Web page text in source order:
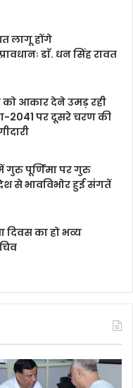
लागू होंगे
डाॅ. धन सिंह रावत
को आकार देने उमड़ रही
2041 पर दूसरे चरण की
गुरु पूर्णिमा पर गुरु
से भावविभोर हुई संगतें
दिवस का हो भव्य